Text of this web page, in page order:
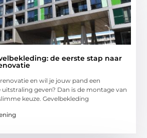
de eerste stap naar
en wil je jouw pand een
geven? Dan is de montage van
keuze. Gevelbekleding